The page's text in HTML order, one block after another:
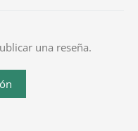
una reseña.